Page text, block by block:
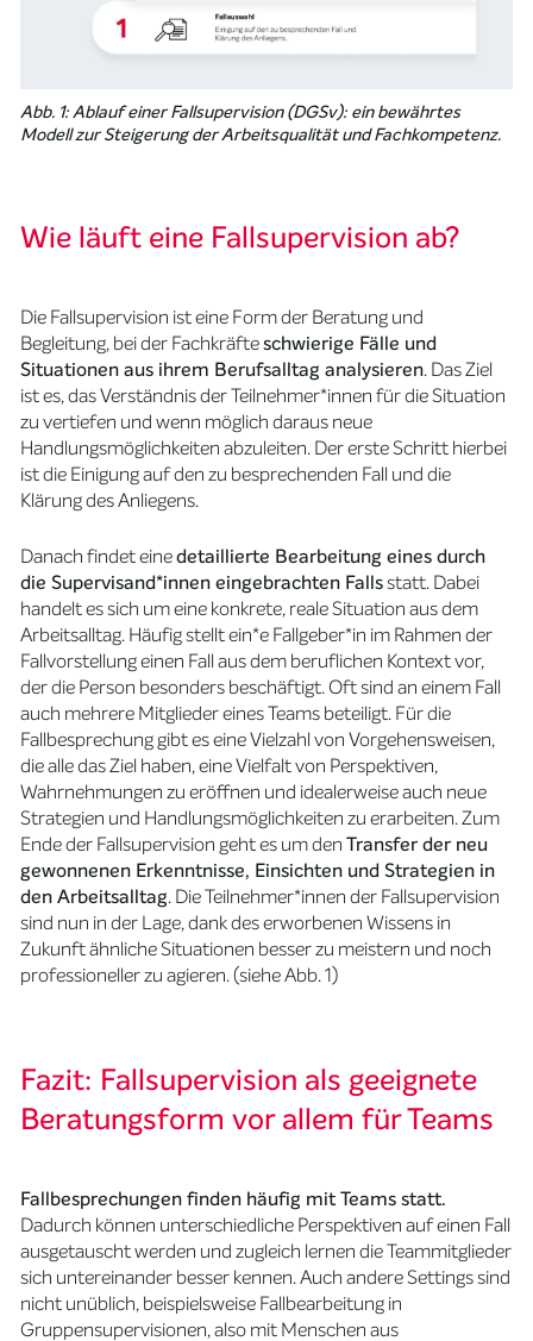
Abb. 1: Ablauf einer Fallsupervision (DGSv): ein bewährtes
Modell zur Steigerung der Arbeitsqualität und Fachkompetenz.
Wie läuft eine Fallsupervision ab?
Die Fallsupervision ist eine Form der Beratung und
Begleitung, bei der Fachkräfteschwierige Fälle und
Situationen aus ihrem Berufsalltag analysieren. Das Ziel
ist es, das Verständnis der Teilnehmer*innen für die Situation
zu vertiefen und wenn möglich daraus neue
Handlungsmöglichkeiten abzuleiten. Der erste Schritt hierbei
ist die Einigung auf den zu besprechenden Fall und die
Klärung des Anliegens.
Danach findet einedetaillierte Bearbeitung eines durch
die Supervisand*innen eingebrachten Fallsstatt. Dabei
handelt es sich um eine konkrete, reale Situation aus dem
Arbeitsalltag. Häufig stellt ein*e Fallgeber*in im Rahmen der
Fallvorstellung einen Fall aus dem beruflichen Kontext vor,
der die Person besonders beschäftigt. Oft sind an einem Fall
auch mehrere Mitglieder eines Teams beteiligt. Für die
Fallbesprechung gibt es eine Vielzahl von Vorgehensweisen,
die alle das Ziel haben, eine Vielfalt von Perspektiven,
Wahrnehmungen zu eröffnen und idealerweise auch neue
Strategien und Handlungsmöglichkeiten zu erarbeiten. Zum
Ende der Fallsupervision geht es um denTransfer der neu
gewonnenen Erkenntnisse, Einsichten und Strategien in
den Arbeitsalltag. Die Teilnehmer*innen der Fallsupervision
sind nun in der Lage, dank des erworbenen Wissens in
Zukunft ähnliche Situationen besser zu meistern und noch
professioneller zu agieren. (siehe Abb. 1)
Fazit: Fallsupervision als geeignete
Beratungsform vor allem für Teams
Fallbesprechungen finden häufig mit Teams statt.
Dadurch können unterschiedliche Perspektiven auf einen Fall
ausgetauscht werden und zugleich lernen die Teammitglieder
sich untereinander besser kennen. Auch andere Settings sind
nicht unüblich, beispielsweise Fallbearbeitung in
Gruppensupervisionen, also mit Menschen aus